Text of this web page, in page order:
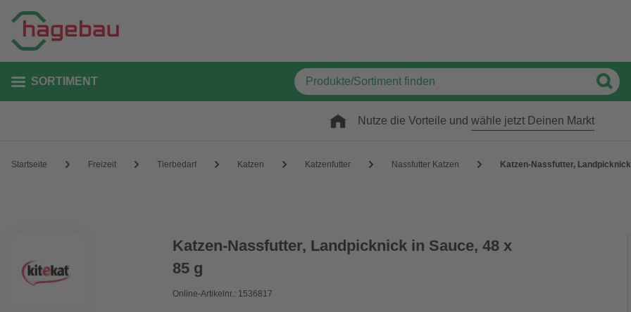
SORTIMENT
Nutze die Vorteile und wähle jetzt Deinen Markt
Startseite Freizeit Tierbedarf Katzen Katzenfutter Nassfutter Katzen Katzen-Nassfutter,
Katzen-Nassfutter, Landpicknick in Sauce, 48 x
85 g
Online-Artikelnr.: 1536817